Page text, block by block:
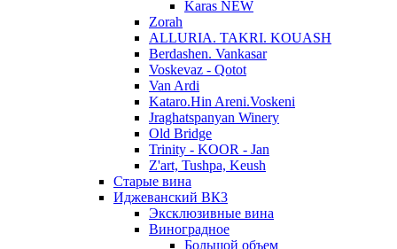
Karas NEW
Zorah
ALLURIA. TAKRI. KOUASH
Berdashen. Vankasar
Voskevaz - Qotot
Van Ardi
Kataro.Hin Areni.Voskeni
Jraghatspanyan Winery
Old Bridge
Trinity - KOOR - Jan
Z'art, Tushpa, Keush
Старые вина
Иджеванский ВК3
Эксклюзивные вина
Виноградное
Большой объем